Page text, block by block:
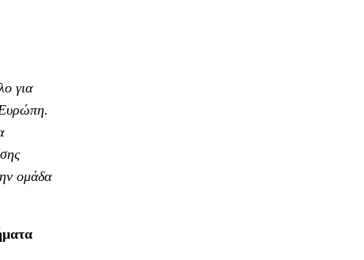
για
ομάδα